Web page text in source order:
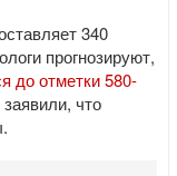
340
прогнозируют,
до отметки 580-
что